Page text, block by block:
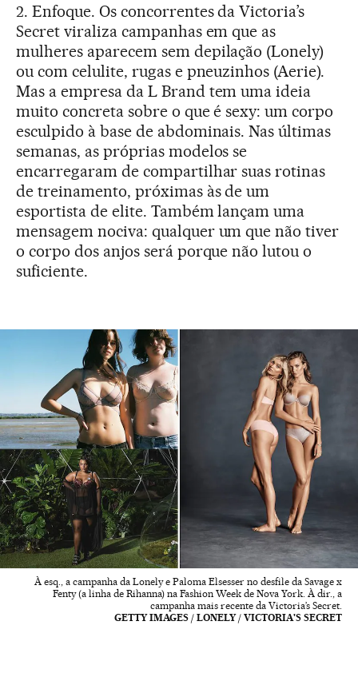
2. Enfoque. Os concorrentes da Victoria’s
Secret viraliza campanhas em que as
mulheres aparecem sem depilação (Lonely)
ou com celulite, rugas e pneuzinhos (Aerie).
Mas a empresa da L Brand tem uma ideia
muito concreta sobre o que é sexy: um corpo
esculpido à base de abdominais. Nas últimas
semanas, as próprias modelos se
encarregaram de compartilhar suas rotinas
de treinamento, próximas às de um
esportista de elite. Também lançam uma
mensagem nociva: qualquer um que não tiver
o corpo dos anjos será porque não lutou o
suficiente.
À esq., a campanha da Lonely e Paloma Elsesser no desfile da Savage x
Fenty (a linha de Rihanna) na Fashion Week de Nova York. À dir., a
campanha mais recente da Victoria’s Secret.
GETTY IMAGES / LONELY / VICTORIA'S SECRET